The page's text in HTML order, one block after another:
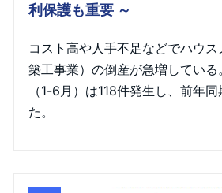
利保護も重要 ～
コスト高や人手不足などでハウ
築工事業）の倒産が急増してい
（1-6月）は118件発生し、前年
た。